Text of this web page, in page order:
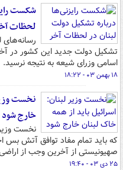
شکست
لحظات
رسانه‌های
تشکیل دولت جدید این کشور در
اسامی وزرای شیعه به نتیجه نرسید.
۱۸ بهمن ۰۳ - ۱۸:۲۲
نخست
خارج شود
نخست‌ وزیر
که باید تمام مفاد توافق آتش بس
صهیونیستی از آخرین وجب از
۲۵ دی ۰۳ - ۱۹:۴۰